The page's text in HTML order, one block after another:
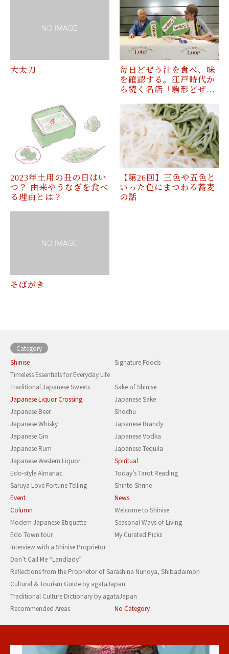
大太刀
毎日どぜう汁を食べ、味
を確認する。江戸時代か
ら続く名店「駒形どぜ…
2023年土用の丑の日はい
つ？ 由来やうなぎを食べ
る理由とは？
【第26回】三色や五色と
いった色にまつわる蕎麦
の話
そばがき
Category
Shinise
Signature Foods
Timeless Essentials for Everyday Life
Traditional Japanese Sweets
Sake of Shinise
Japanese Liquor Crossing
Japanese Sake
Japanese Beer
Shochu
Japanese Whisky
Japanese Brandy
Japanese Gin
Japanese Vodka
Japanese Rum
Japanese Tequila
Japanese Western Liquor
Spiritual
Edo-style Almanac
Today’s Tarot Reading
Saruya Love Fortune-Telling
Shinto Shrine
Event
News
Column
Welcome to Shinise
Modern Japanese Etiquette
Seasonal Ways of Living
Edo Town tour
My Curated Picks
Interview with a Shinise Proprietor
Don’t Call Me “Landlady”
Reflections from the Proprietor of Sarashina Nunoya, Shibadaimon
Cultural & Tourism Guide by agataJapan
Traditional Culture Dictionary by agataJapan
Recommended Areas
No Category